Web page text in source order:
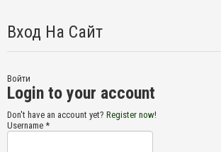
Вход На Сайт
Войти
Login to your account
Don't have an account yet? Register now!
Username *